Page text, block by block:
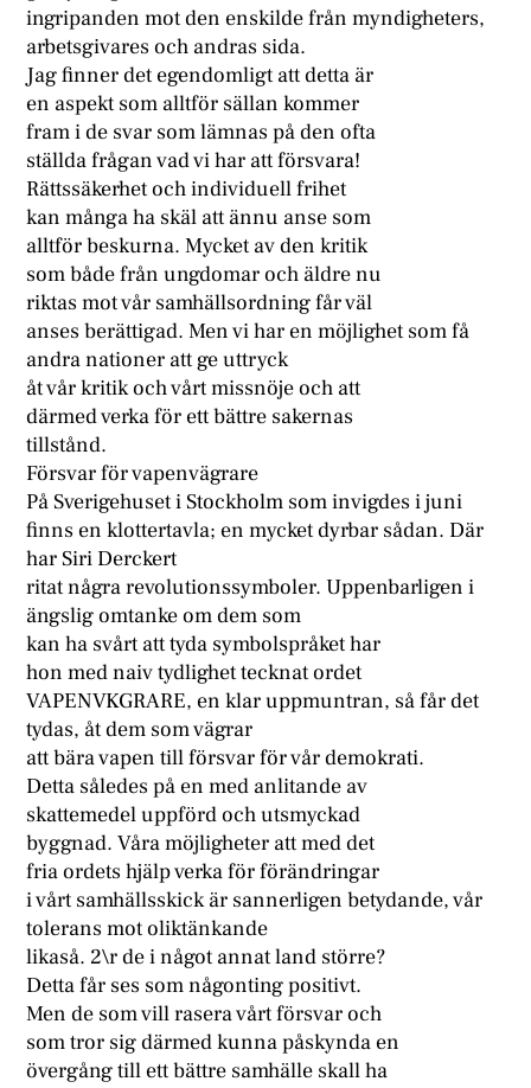
ingripanden mot den enskilde från myndigheters,
arbetsgivares och andras sida.
Jag finner det egendomligt att detta är
en aspekt som alltför sällan kommer
fram i de svar som lämnas på den ofta
ställda frågan vad vi har att försvara!
Rättssäkerhet och individuell frihet
kan många ha skäl att ännu anse som
alltför beskurna. Mycket av den kritik
som både från ungdomar och äldre nu
riktas mot vår samhällsordning får väl
anses berättigad. Men vi har en möjlighet som få
andra nationer att ge uttryck
åt vår kritik och vårt missnöje och att
därmed verka för ett bättre sakernas
tillstånd.
Försvar för vapenvägrare
På Sverigehuset i Stockholm som invigdes i juni
finns en klottertavla; en mycket dyrbar sådan. Där
har Siri Derckert
ritat några revolutionssymboler. Uppenbarligen i
ängslig omtanke om dem som
kan ha svårt att tyda symbolspråket har
hon med naiv tydlighet tecknat ordet
VAPENVKGRARE, en klar uppmuntran, så får det
tydas, åt dem som vägrar
att bära vapen till försvar för vår demokrati.
Detta således på en med anlitande av
skattemedel uppförd och utsmyckad
byggnad. Våra möjligheter att med det
fria ordets hjälp verka för förändringar
i vårt samhällsskick är sannerligen betydande, vår
tolerans mot oliktänkande
likaså. 2\r de i något annat land större?
Detta får ses som någonting positivt.
Men de som vill rasera vårt försvar och
som tror sig därmed kunna påskynda en
övergång till ett bättre samhälle skall ha